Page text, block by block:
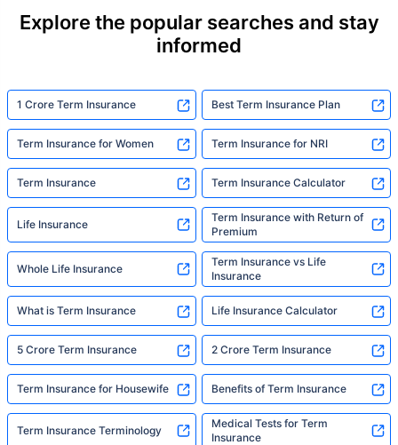
Explore the popular searches and stay
informed
1 Crore Term Insurance Best Term Insurance Plan
Term Insurance for Women Term Insurance for NRI
Term Insurance Term Insurance Calculator
Life Insurance
Term Insurance with Return of
Premium
Whole Life Insurance
Term Insurance vs Life
Insurance
What is Term Insurance Life Insurance Calculator
5 Crore Term Insurance 2 Crore Term Insurance
Term Insurance for Housewife Benefits of Term Insurance
Term Insurance Terminology
Medical Tests for Term
Insurance